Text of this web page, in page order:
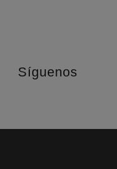
Síguenos